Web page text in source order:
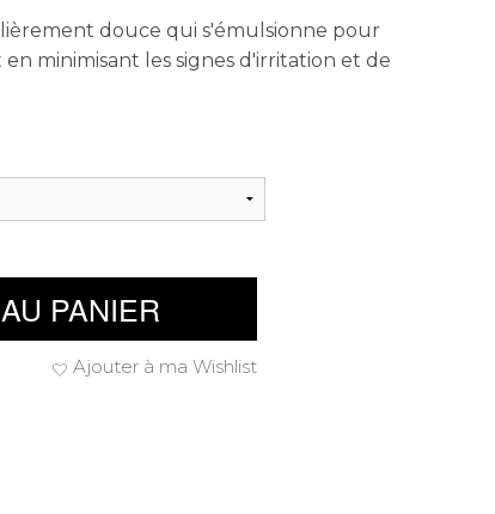
douce qui s'émulsionne pour
minimisant les signes d'irritation et de
PANIER
Ajouter à ma Wishlist